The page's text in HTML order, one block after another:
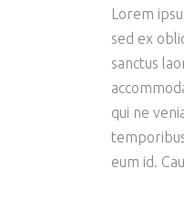
Lorem
sed ex
sanctus
qui ne
eum id.